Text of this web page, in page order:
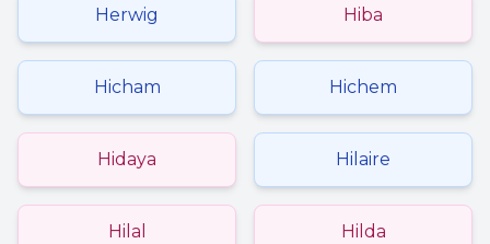
Herwig Hiba
Hicham Hichem
Hidaya Hilaire
Hilal Hilda